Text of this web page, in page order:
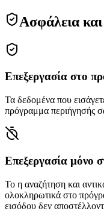
Ασφάλεια
Επεξεργασία στο
Τα δεδομένα που
πρόγραμμα περιήγησής
Επεξεργασία μόνο
Το η αναζήτηση και
ολοκληρωτικά στο
εισόδου δεν